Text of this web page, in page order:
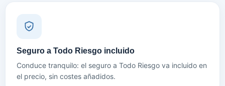
Seguro a Todo Riesgo incluido
Conduce tranquilo: el seguro a Todo Riesgo va incluido en
el precio, sin costes añadidos.